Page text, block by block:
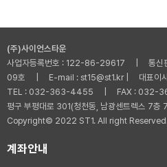
(주)사이언스타운
사업자등록번호 : 122-86-29617 | 통신판
09호 | E-mail : st15@st1.kr | 대표이사
TEL : 032-363-4455 | FAX : 032-
평구 부평대로 301(청천동, 남광센트렉스 7
Copyright© 2022 ST1. All right
계좌안내